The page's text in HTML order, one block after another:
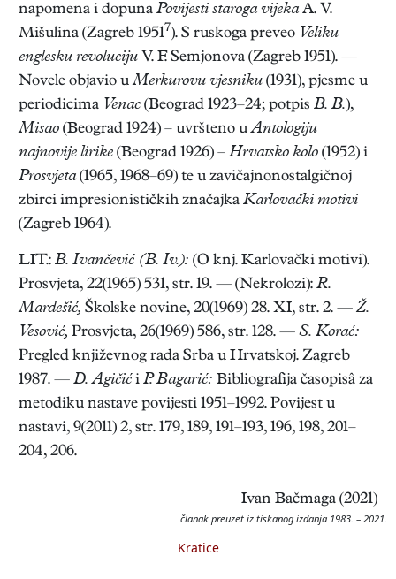
napomena i dopuna Povijesti staroga vijekaA. V.
Mišulina (Zagreb 19517). S ruskoga preveo Veliku
englesku revoluciju V. F. Semjonova (Zagreb 1951). —
Novele objavio uMerkurovu vjesniku (1931), pjesme u
periodicima Venac (Beograd 1923–24; potpis B. B.),
Misao (Beograd 1924) – uvršteno uAntologiju
najnovije lirike (Beograd 1926) – Hrvatsko kolo (1952) i
Prosvjeta(1965, 1968–69) te u zavičajnonostalgičnoj
zbirci impresionističkih značajka Karlovački motivi
(Zagreb 1964).
LIT.: B. Ivančević (B. Iv.): (O knj. Karlovački motivi).
Prosvjeta, 22(1965) 531, str. 19. — (Nekrolozi): R.
Mardešić, Školske novine, 20(1969) 28. XI, str. 2. — Ž.
Vesović, Prosvjeta, 26(1969) 586, str. 128. — S. Korać:
Pregled književnog rada Srba u Hrvatskoj. Zagreb
1987. — D. Agičić i P. Bagarić: Bibliografija časopisâ za
metodiku nastave povijesti 1951–1992. Povijest u
nastavi, 9(2011) 2, str. 179, 189, 191–193, 196, 198, 201–
204, 206.
Ivan Bačmaga (2021)
članak preuzet iz tiskanog izdanja 1983. – 2021.
Kratice